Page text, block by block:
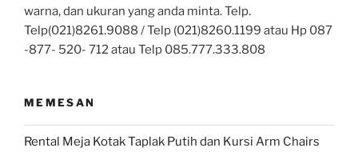
warna, dan ukuran yang anda minta. Telp.
Telp(021)8261.9088 / Telp (021)8260.1199 atau Hp 087
-877- 520- 712 atau Telp 085.777.333.808
MEMESAN
Rental Meja Kotak Taplak Putih dan Kursi Arm Chairs